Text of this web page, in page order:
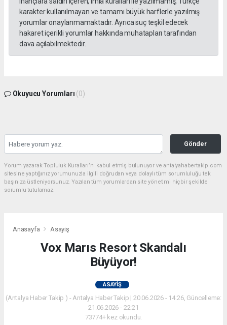
karakter kullanılmayan ve tamamı büyük harflerle yazılmış
yorumlar onaylanmamaktadır. Ayrıca suç teşkil edecek
hakaret içerikli yorumlar hakkında muhatapları tarafından
dava açılabilmektedir.
Okuyucu Yorumları (0)
Gönder
Yorum yazarak Topluluk Kuralları’nı kabul etmiş bulunuyor ve antalyahabertakip.com
sitesine yaptığınız yorumunuzla ilgili doğrudan veya dolaylı tüm sorumluluğu tek
başınıza üstleniyorsunuz. Yazılan tüm yorumlardan site yönetimi hiçbir şekilde
sorumlu tutulamaz.
Anasayfa Asayiş
Vox Marıs Resort Skandalı
Büyüyor!
ASAYIŞ
(Antalya Haber Takip ) - Antalya Haber Takip | 20.06.2026 - 14:26, Güncelleme:
21.06.2026 - 22:21
73774+ kez okundu.